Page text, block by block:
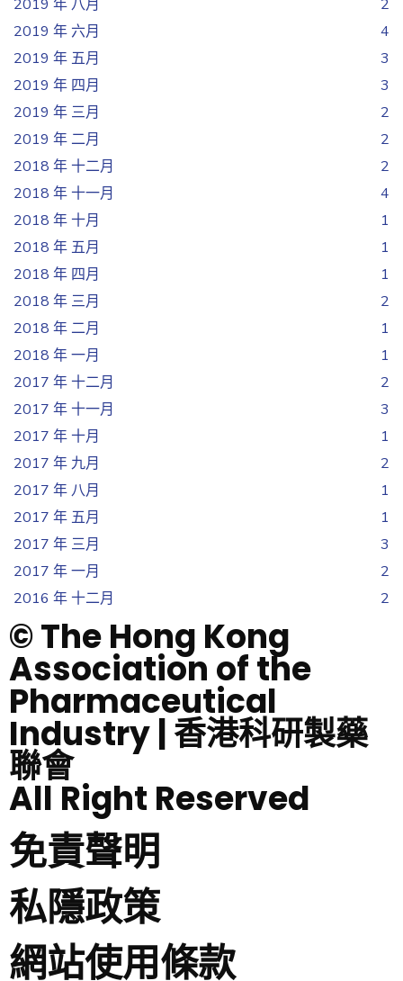
2019 年 八月
2
2019 年 六月
4
2019 年 五月
3
2019 年 四月
3
2019 年 三月
2
2019 年 二月
2
2018 年 十二月
2
2018 年 十一月
4
2018 年 十月
1
2018 年 五月
1
2018 年 四月
1
2018 年 三月
2
2018 年 二月
1
2018 年 一月
1
2017 年 十二月
2
2017 年 十一月
3
2017 年 十月
1
2017 年 九月
2
2017 年 八月
1
2017 年 五月
1
2017 年 三月
3
2017 年 一月
2
2016 年 十二月
2
© The Hong Kong
Association of the
Pharmaceutical
Industry | 香港科研製藥
聯會
All Right Reserved
免責聲明
私隱政策
網站使用條款